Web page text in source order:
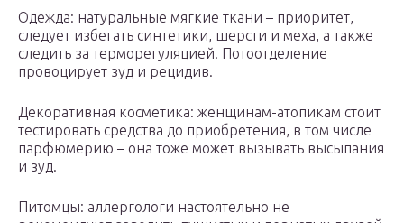
Одежда: натуральные мягкие ткани – приоритет,
следует избегать синтетики, шерсти и меха, а также
следить за терморегуляцией. Потоотделение
провоцирует зуд и рецидив.
Декоративная косметика: женщинам-атопикам стоит
тестировать средства до приобретения, в том числе
парфюмерию – она тоже может вызывать высыпания
и зуд.
Питомцы: аллергологи настоятельно не